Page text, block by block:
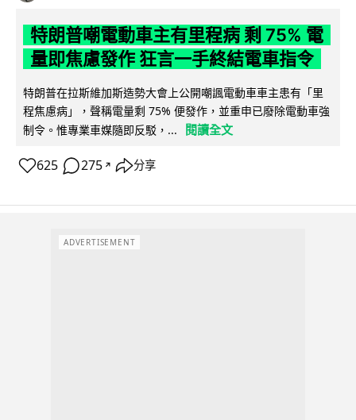
特朗普嘲電動車主有里程病 剩 75% 電
量即焦慮發作 狂言一手終結電車指令
特朗普在拉斯維加斯造勢大會上公開嘲諷電動車車主患有「里
程焦慮病」，聲稱電量剩 75% 便發作，並重申已廢除電動車強
制令。惟專業車媒隨即反駁，...
閱讀全文
625 275 ↗ 分享
ADVERTISEMENT